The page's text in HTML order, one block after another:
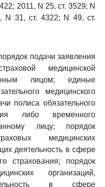
2011, N 25, ст. 3529; N
N 31, ст. 4322; N 49, ст.
подачи заявления
медицинской
лицом; единые
медицинского
полиса обязательного
либо временного
лицу; порядок
медицинских
деятельность в сфере
страхования; порядок
организаций,
в сфере